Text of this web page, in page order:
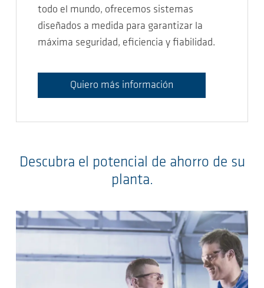
todo el mundo, ofrecemos sistemas
diseñados a medida para garantizar la
máxima seguridad, eficiencia y fiabilidad.
Quiero más información
Descubra el potencial de ahorro de su
planta.